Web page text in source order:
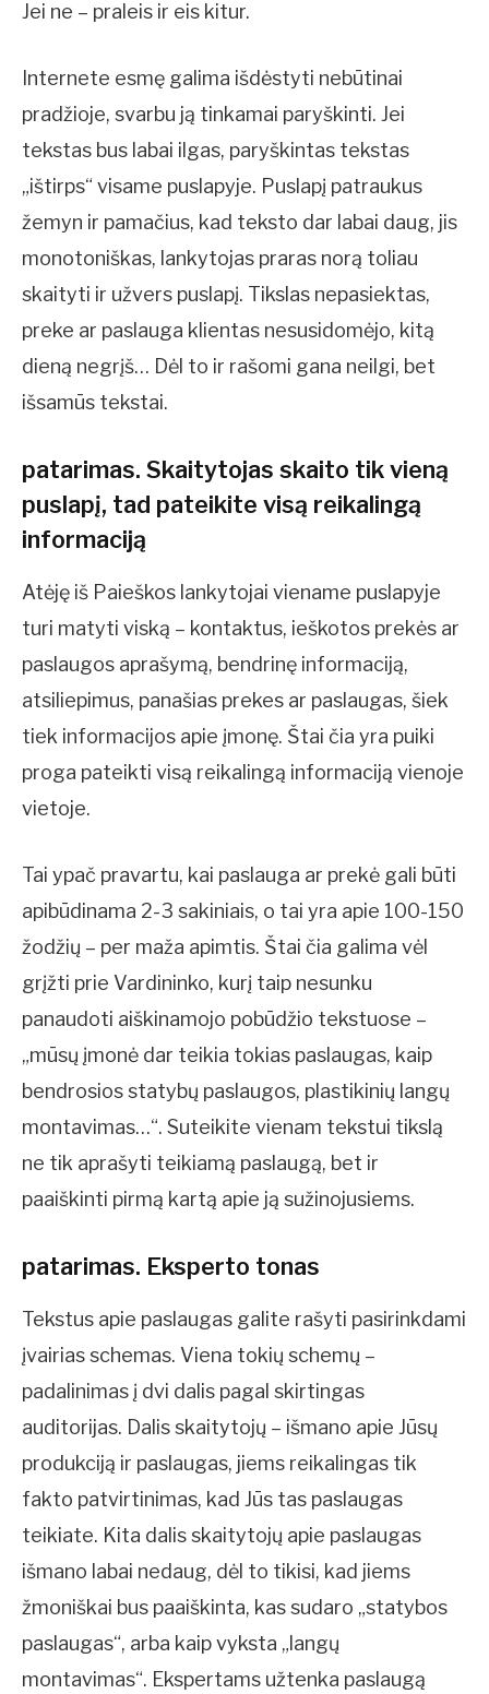
Jei ne – praleis ir eis kitur.
Internete esmę galima išdėstyti nebūtinai
pradžioje, svarbu ją tinkamai paryškinti. Jei
tekstas bus labai ilgas, paryškintas tekstas
„ištirps“ visame puslapyje. Puslapį patraukus
žemyn ir pamačius, kad teksto dar labai daug, jis
monotoniškas, lankytojas praras norą toliau
skaityti ir užvers puslapį. Tikslas nepasiektas,
preke ar paslauga klientas nesusidomėjo, kitą
dieną negrįš… Dėl to ir rašomi gana neilgi, bet
išsamūs tekstai.
patarimas. Skaitytojas skaito tik vieną
puslapį, tad pateikite visą reikalingą
informaciją
Atėję iš Paieškos lankytojai viename puslapyje
turi matyti viską – kontaktus, ieškotos prekės ar
paslaugos aprašymą, bendrinę informaciją,
atsiliepimus, panašias prekes ar paslaugas, šiek
tiek informacijos apie įmonę. Štai čia yra puiki
proga pateikti visą reikalingą informaciją vienoje
vietoje.
Tai ypač pravartu, kai paslauga ar prekė gali būti
apibūdinama 2-3 sakiniais, o tai yra apie 100-150
žodžių – per maža apimtis. Štai čia galima vėl
grįžti prie Vardininko, kurį taip nesunku
panaudoti aiškinamojo pobūdžio tekstuose –
„mūsų įmonė dar teikia tokias paslaugas, kaip
bendrosios statybų paslaugos, plastikinių langų
montavimas…“. Suteikite vienam tekstui tikslą
ne tik aprašyti teikiamą paslaugą, bet ir
paaiškinti pirmą kartą apie ją sužinojusiems.
patarimas. Eksperto tonas
Tekstus apie paslaugas galite rašyti pasirinkdami
įvairias schemas. Viena tokių schemų –
padalinimas į dvi dalis pagal skirtingas
auditorijas. Dalis skaitytojų – išmano apie Jūsų
produkciją ir paslaugas, jiems reikalingas tik
fakto patvirtinimas, kad Jūs tas paslaugas
teikiate. Kita dalis skaitytojų apie paslaugas
išmano labai nedaug, dėl to tikisi, kad jiems
žmoniškai bus paaiškinta, kas sudaro „statybos
paslaugas“, arba kaip vyksta „langų
montavimas“. Ekspertams užtenka paslaugą